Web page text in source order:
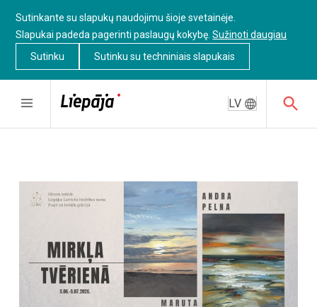
Sutinkante su slapukų naudojimu šioje svetainėje.
Slapukai padeda pagerinti paslaugų kokybę.Sužinoti daugiau
Sutinku
Sutinku su techniniais slapukais
LV